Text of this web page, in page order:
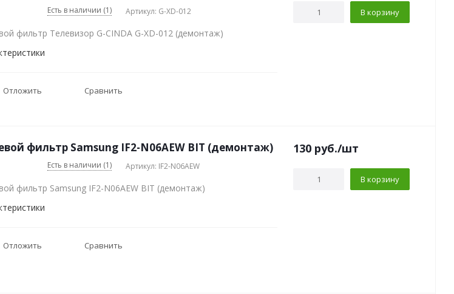
Есть в наличии (1) Артикул: G-XD-012
фильтр Телевизор G-CINDA G-XD-012 (демонтаж)
Отложить Сравнить
В корзину
фильтр Samsung IF2-N06AEW BIT (демонтаж)
Есть в наличии (1) Артикул: IF2-N06AEW
фильтр Samsung IF2-N06AEW BIT (демонтаж)
Отложить Сравнить
130 руб./шт
В корзину